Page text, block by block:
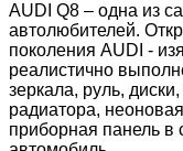
AUDI Q8 – одна из
автолюбителей.
поколения AUDI -
реалистично
зеркала, руль,
радиатора,
приборная панель в